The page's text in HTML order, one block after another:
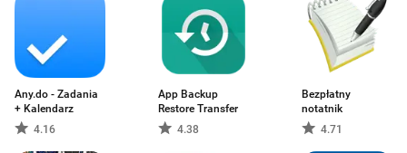
Any.do - Zadania
+ Kalendarz
4.16
App Backup
Restore Transfer
4.38
Bezpłatny
notatnik
4.71